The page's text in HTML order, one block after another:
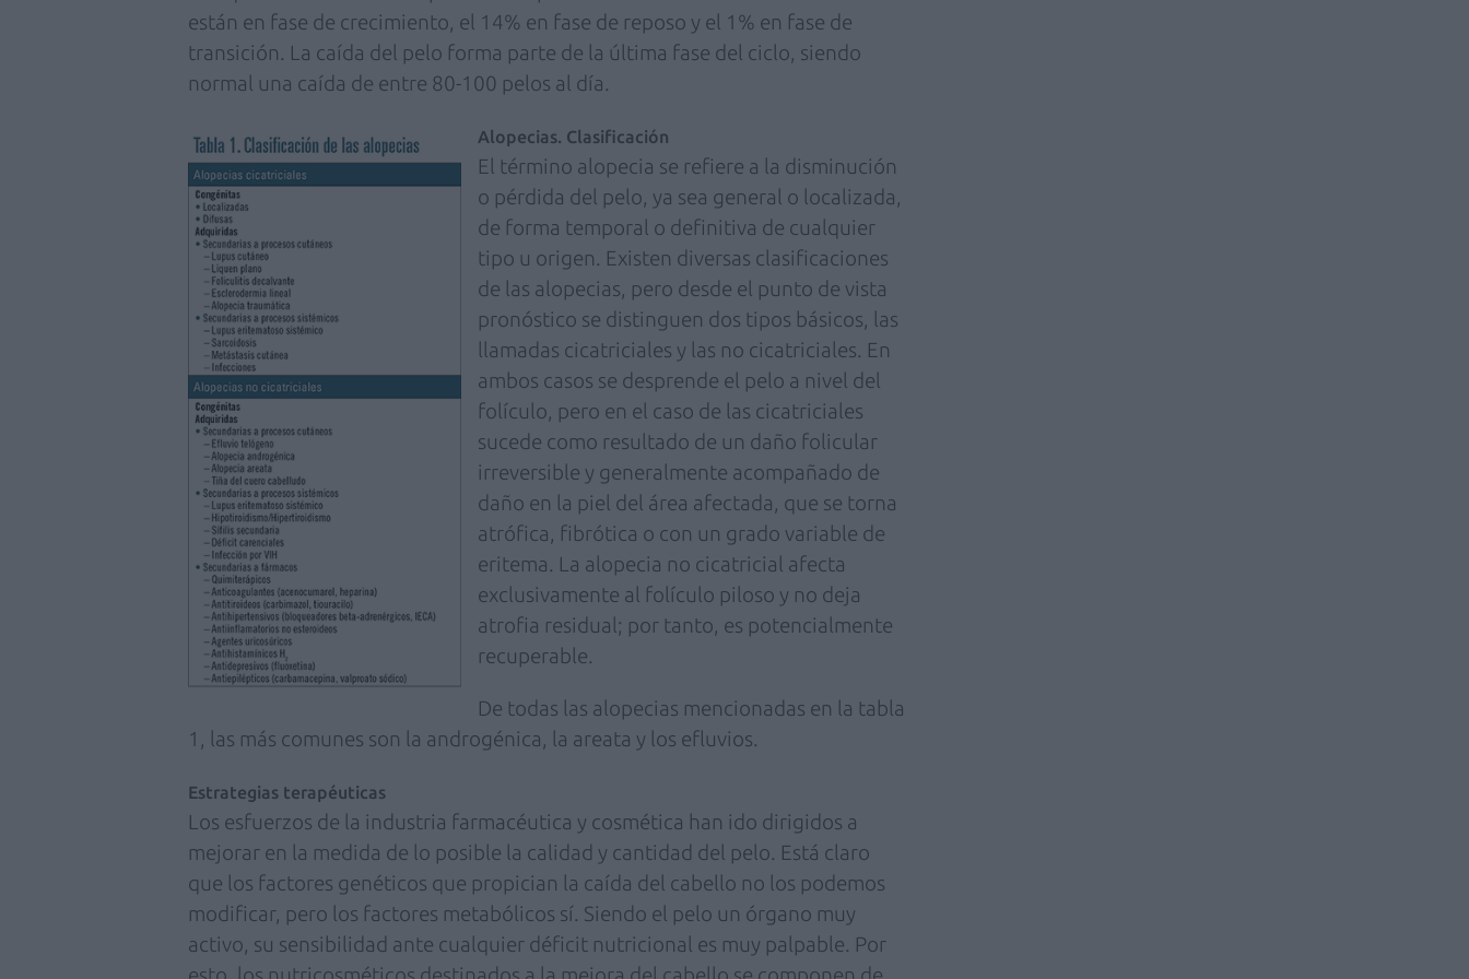
están en fase de crecimiento, el 14% en fase de reposo y el 1% en fase de
transición. La caída del pelo forma parte de la última fase del ciclo, siendo
normal una caída de entre 80-100 pelos al día.
Alopecias. Clasificación
El término alopecia se refiere a la disminución
o pérdida del pelo, ya sea general o localizada,
de forma temporal o definitiva de cualquier
tipo u origen. Existen diversas clasificaciones
de las alopecias, pero desde el punto de vista
pronóstico se distinguen dos tipos básicos, las
llamadas cicatriciales y las no cicatriciales. En
ambos casos se desprende el pelo a nivel del
folículo, pero en el caso de las cicatriciales
sucede como resultado de un daño folicular
irreversible y generalmente acompañado de
daño en la piel del área afectada, que se torna
atrófica, fibrótica o con un grado variable de
eritema. La alopecia no cicatricial afecta
exclusivamente al folículo piloso y no deja
atrofia residual; por tanto, es potencialmente
recuperable.
De todas las alopecias mencionadas en la tabla
1, las más comunes son la androgénica, la areata y los efluvios.
Estrategias terapéuticas
Los esfuerzos de la industria farmacéutica y cosmética han ido dirigidos a
mejorar en la medida de lo posible la calidad y cantidad del pelo. Está claro
que los factores genéticos que propician la caída del cabello no los podemos
modificar, pero los factores metabólicos sí. Siendo el pelo un órgano muy
activo, su sensibilidad ante cualquier déficit nutricional es muy palpable. Por
esto, los nutricosméticos destinados a la mejora del cabello se componen de